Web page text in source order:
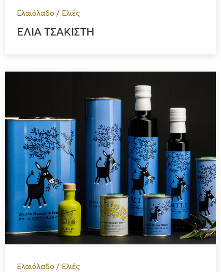
Ελαιόλαδο / Ελιές
ΕΛΙΑ ΤΣΑΚΙΣΤΗ
Ελαιόλαδο / Ελιές